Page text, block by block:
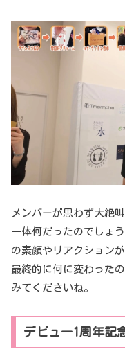
メンバーが思わず大絶
一体何だったのでしょ
の素顔やリアクション
最終的に何に変わった
みてくださいね。
デビュー1周年記